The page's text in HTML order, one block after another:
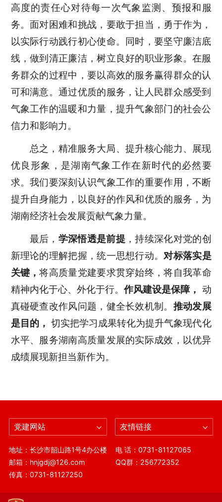
高度的责任心对待每一次气象监测、预报和服
务。面对困难和挑战，要敢于担当，勇于作为，
以实际行动践行初心使命。同时，要坚守廉洁底
线，做到清正廉洁，树立良好的职业形象。在服
务群众的过程中，要以高效的服务赢得群众的认
可和满意。通过优质的服务，让人民群众感受到
气象工作的温暖和力量，提升气象部门的社会公
信力和影响力。
总之，精准服务大局、提升核心能力、展现
优良形象，是湖南气象工作在新时代的必然要
求。我们要深刻认识气象工作的重要作用，不断
提升自身能力，以良好的作风和优质的服务，为
湖南经济社会发展贡献气象力量。
最后 ， 学深悟透是前提，持续深化对党的创
新理论的理解把握，统一思想行动。 对标落实是
关键，将高质量党建要求贯穿始终，将自我革命
精神内化于心、外化于行。作风建设是保障， 动
真碰硬查改作风问题，健全长效机制。 推动发展
是目的， 切实把学习成果转化为提升气象现代化
水平、服务湖南高质量发展的实际成效，以优异
成绩展现新担当新作为。
党建网站 友情链接
地址：长沙市韶山路1号4办公楼
电 话：0731-81127065
邮箱：hnjgdj@126.com
QQ群：256772352
传真：0731-81127250